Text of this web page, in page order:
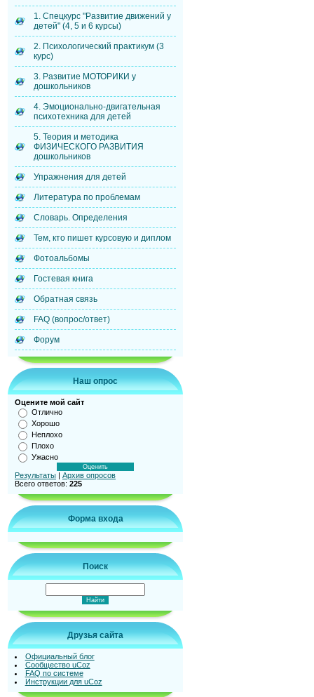
1. Спецкурс "Развитие движений у
детей" (4, 5 и 6 курсы)
2. Психологический практикум (3
курс)
3. Развитие МОТОРИКИ у
дошкольников
4. Эмоционально-двигательная
психотехника для детей
5. Теория и методика
ФИЗИЧЕСКОГО РАЗВИТИЯ
дошкольников
Упражнения для детей
Литература по проблемам
Словарь. Определения
Тем, кто пишет курсовую и диплом
Фотоальбомы
Гостевая книга
Обратная связь
FAQ (вопрос/ответ)
Форум
Наш опрос
Оцените мой сайт
Отлично
Хорошо
Неплохо
Плохо
Ужасно
Результаты | Архив опросов
Всего ответов: 225
Форма входа
Поиск
Друзья сайта
Официальный блог
Сообщество uCoz
FAQ по системе
Инструкции для uCoz